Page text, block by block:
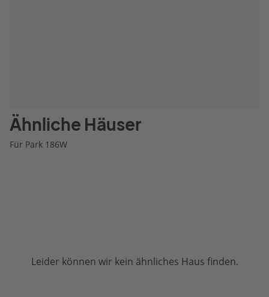
Ähnliche Häuser
Für Park 186W
Leider können wir kein ähnliches Haus finden.